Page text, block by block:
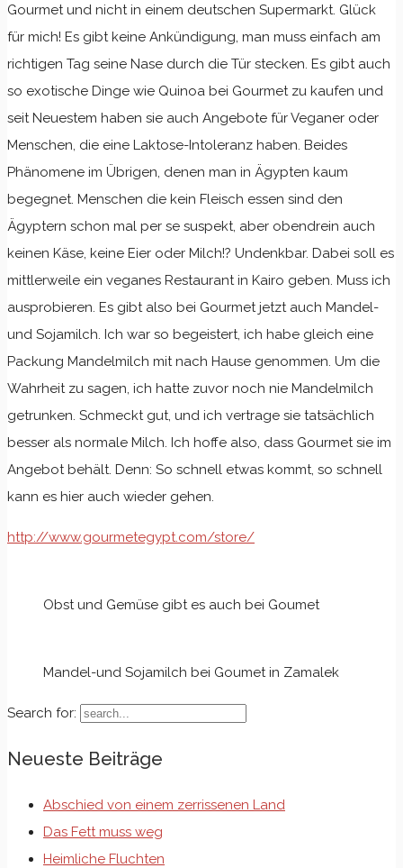
Gourmet und nicht in einem deutschen Supermarkt. Glück
für mich! Es gibt keine Ankündigung, man muss einfach am
richtigen Tag seine Nase durch die Tür stecken. Es gibt auch
so exotische Dinge wie Quinoa bei Gourmet zu kaufen und
seit Neuestem haben sie auch Angebote für Veganer oder
Menschen, die eine Laktose-Intoleranz haben. Beides
Phänomene im Übrigen, denen man in Ägypten kaum
begegnet. Menschen die kein Fleisch essen sind den
Ägyptern schon mal per se suspekt, aber obendrein auch
keinen Käse, keine Eier oder Milch!? Undenkbar. Dabei soll es
mittlerweile ein veganes Restaurant in Kairo geben. Muss ich
ausprobieren. Es gibt also bei Gourmet jetzt auch Mandel-
und Sojamilch. Ich war so begeistert, ich habe gleich eine
Packung Mandelmilch mit nach Hause genommen. Um die
Wahrheit zu sagen, ich hatte zuvor noch nie Mandelmilch
getrunken. Schmeckt gut, und ich vertrage sie tatsächlich
besser als normale Milch. Ich hoffe also, dass Gourmet sie im
Angebot behält. Denn: So schnell etwas kommt, so schnell
kann es hier auch wieder gehen.
http://www.gourmetegypt.com/store/
Obst und Gemüse gibt es auch bei Goumet
Mandel-und Sojamilch bei Goumet in Zamalek
Search for:
Neueste Beiträge
Abschied von einem zerrissenen Land
Das Fett muss weg
Heimliche Fluchten